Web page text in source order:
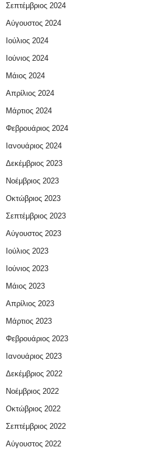
Σεπτέμβριος 2024
Αύγουστος 2024
Ιούλιος 2024
Ιούνιος 2024
Μάιος 2024
Απρίλιος 2024
Μάρτιος 2024
Φεβρουάριος 2024
Ιανουάριος 2024
Δεκέμβριος 2023
Νοέμβριος 2023
Οκτώβριος 2023
Σεπτέμβριος 2023
Αύγουστος 2023
Ιούλιος 2023
Ιούνιος 2023
Μάιος 2023
Απρίλιος 2023
Μάρτιος 2023
Φεβρουάριος 2023
Ιανουάριος 2023
Δεκέμβριος 2022
Νοέμβριος 2022
Οκτώβριος 2022
Σεπτέμβριος 2022
Αύγουστος 2022